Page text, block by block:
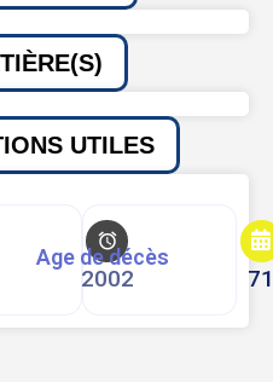
UTILES
2002
Age de décès